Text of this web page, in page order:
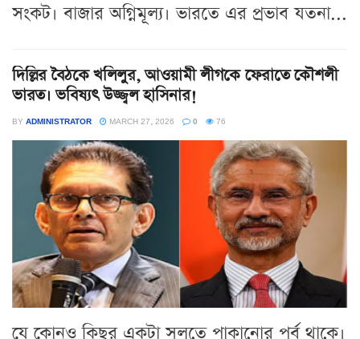
সংকট। বাজার অগ্নিমূল্য। ভারতে এর প্রভাব যতনা...
দিল্লির বৈঠকে খলিলুর, আওয়ামী লীগকে ফেরাতে কৌশলী
ভারত। ভবিষ্যৎ উজ্জ্বল হাসিনার!
BY ADMINISTRATOR MARCH 27, 2026 0 76
যে কোনও কিছুর একটা সলতে পাকানোর পর্ব থাকে।